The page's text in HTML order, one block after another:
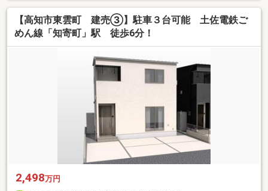
【高知市東雲町 建売③】駐車３台可能 土佐電鉄ご
めん線「知寄町」駅 徒歩6分！
2,498万円